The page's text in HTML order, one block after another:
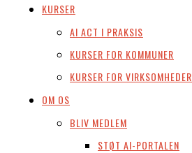
KURSER
AI ACT I PRAKSIS
KURSER FOR KOMMUNER
KURSER FOR VIRKSOMHEDER
OM OS
BLIV MEDLEM
STØT AI-PORTALEN